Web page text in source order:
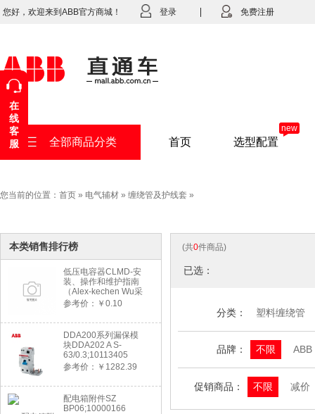
您好，欢迎来到ABB官方商城！ 登录 免费注册
全部商品分类 首页 选型配置
new
您当前的位置： 首页 » 电气辅材 » 缠绕管及护线套 »
本类销售排行榜
低压电容器CLMD-安
装、操作和维护指南
（Alex-kechen Wu采
购）-2022年版
参考价：￥0.10
DDA200系列漏保模
块DDA202 A S-
63/0.3;10113405
参考价：￥1282.39
配电箱附件SZ
BP06;10000166
(共0件商品)
已选：
分类： 塑料缠绕管
品牌： 不限 ABB
促销商品： 不限 减价
在
线
客
服